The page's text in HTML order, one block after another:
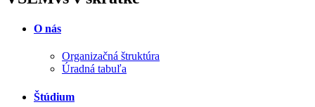
O nás
Organizačná štruktúra
Úradná tabuľa
Štúdium